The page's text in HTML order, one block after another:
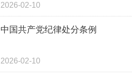
2026-02-10
中国共产党纪律处分条例
2026-02-10